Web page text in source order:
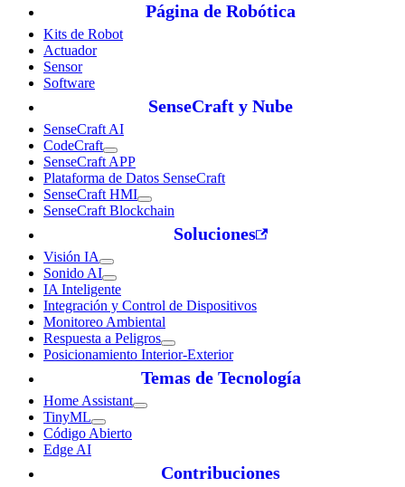
Página de Robótica
Kits de Robot
Actuador
Sensor
Software
SenseCraft y Nube
SenseCraft AI
CodeCraft
SenseCraft APP
Plataforma de Datos SenseCraft
SenseCraft HMI
SenseCraft Blockchain
Soluciones
Visión IA
Sonido AI
IA Inteligente
Integración y Control de Dispositivos
Monitoreo Ambiental
Respuesta a Peligros
Posicionamiento Interior-Exterior
Temas de Tecnología
Home Assistant
TinyML
Código Abierto
Edge AI
Contribuciones